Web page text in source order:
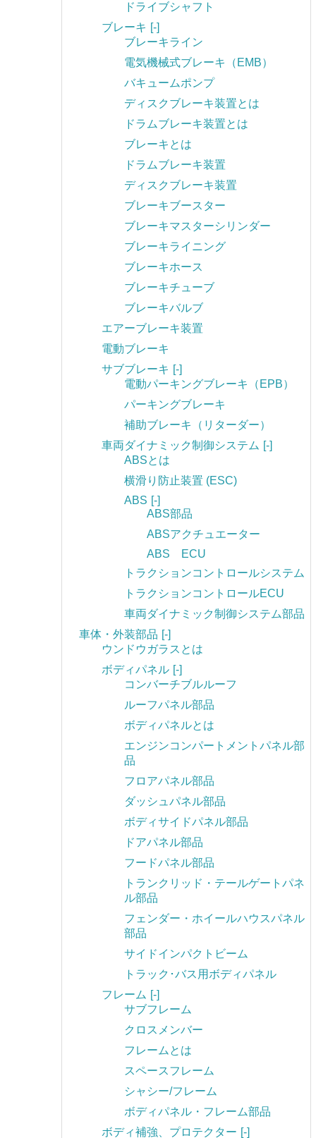
ドライブシャフト
ブレーキ [-]
ブレーキライン
電気機械式ブレーキ（EMB）
バキュームポンプ
ディスクブレーキ装置とは
ドラムブレーキ装置とは
ブレーキとは
ドラムブレーキ装置
ディスクブレーキ装置
ブレーキブースター
ブレーキマスターシリンダー
ブレーキライニング
ブレーキホース
ブレーキチューブ
ブレーキバルブ
エアーブレーキ装置
電動ブレーキ
サブブレーキ [-]
電動パーキングブレーキ（EPB）
パーキングブレーキ
補助ブレーキ（リターダー）
車両ダイナミック制御システム [-]
ABSとは
横滑り防止装置 (ESC)
ABS [-]
ABS部品
ABSアクチュエーター
ABS ECU
トラクションコントロールシステム
トラクションコントロールECU
車両ダイナミック制御システム部品
車体・外装部品 [-]
ウンドウガラスとは
ボディパネル [-]
コンバーチブルルーフ
ルーフパネル部品
ボディパネルとは
エンジンコンパートメントパネル部
品
フロアパネル部品
ダッシュパネル部品
ボディサイドパネル部品
ドアパネル部品
フードパネル部品
トランクリッド・テールゲートパネ
ル部品
フェンダー・ホイールハウスパネル
部品
サイドインパクトビーム
トラック･バス用ボディパネル
フレーム [-]
サブフレーム
クロスメンバー
フレームとは
スペースフレーム
シャシー/フレーム
ボディパネル・フレーム部品
ボディ補強、プロテクター [-]